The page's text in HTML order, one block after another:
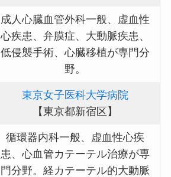
成人心臓血管外科一般、虚血性
心疾患、弁膜症、大動脈疾患、
低侵襲手術、心臓移植が専門分
野。
東京女子医科大学病院
【東京都新宿区】
循環器内科一般、虚血性心疾
患、心血管カテーテル治療が専
門分野。経カテーテル的大動脈